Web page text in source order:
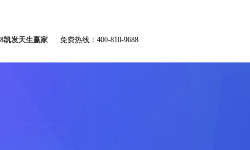
凯发天生赢家
免费热线：400-810-9688